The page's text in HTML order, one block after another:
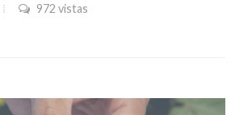
972 vistas